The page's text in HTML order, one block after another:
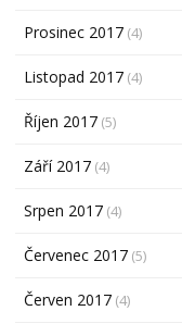
Prosinec 2017 (4)
Listopad 2017 (4)
Říjen 2017 (5)
Září 2017 (4)
Srpen 2017 (4)
Červenec 2017 (5)
Červen 2017 (4)